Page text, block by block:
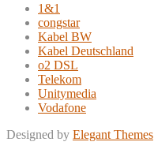
1&1
congstar
Kabel BW
Kabel Deutschland
o2 DSL
Telekom
Unitymedia
Vodafone
Designed by Elegant Themes